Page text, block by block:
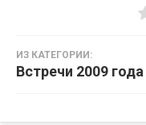
ИЗ КАТЕГОРИИ:
Встречи 2009 года